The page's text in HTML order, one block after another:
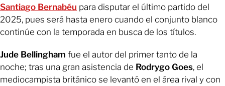
Santiago Bernabéu para disputar el último partido del
2025, pues será hasta enero cuando el conjunto blanco
continúe con la temporada en busca de los títulos.
Jude Bellingham fue el autor del primer tanto de la
noche; tras una gran asistencia de Rodrygo Goes, el
mediocampista británico se levantó en el área rival y con